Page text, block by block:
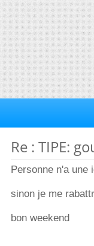
Re : TIPE:
Personne n'a
sinon je me
bon weekend